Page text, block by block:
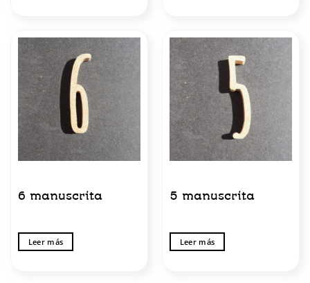
6 manuscrita
Leer más
5 manuscrita
Leer más